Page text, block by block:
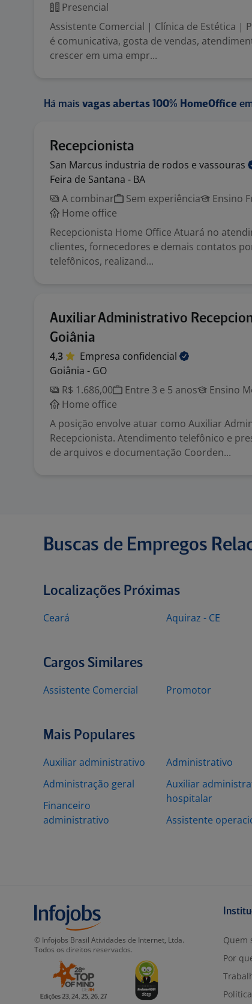
Presencial
Assistente Comercial | Clínica de Estética |
é comunicativa, gosta de vendas,
crescer em uma empr...
Há mais vagas abertas 100% HomeOffice
Recepcionista
San Marcus industria de rodos e vassouras
Feira de Santana - BA
A combinar
Sem experiência
Ensino
Home office
Recepcionista Home Office Atuará no
clientes, fornecedores e demais contatos
telefônicos, realizand...
Auxiliar Administrativo
Goiânia
4,3 Empresa confidencial
Goiânia - GO
R$ 1.686,00
Entre 3 e 5 anos
Ensino
Home office
A posição envolve atuar como Auxiliar
Recepcionista. Atendimento telefônico e
de arquivos e documentação Coorden...
Buscas de Empregos
Localizações Próximas
Ceará Aquiraz - CE
Cargos Similares
Assistente Comercial Promotor
Mais Populares
Auxiliar administrativo
Administração geral
Financeiro
administrativo
Administrativo
Auxiliar
hospitalar
Assistente
© Infojobs Brasil Atividades de Internet, Ltda.
Todos os direitos reservados.
Quem
Por